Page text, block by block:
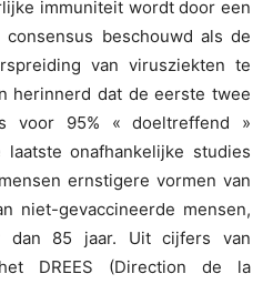
immuniteit wordt door een
beschouwd als de
van virusziekten te
herinnerd dat de eerste twee
voor 95% « doeltreffend »
onafhankelijke studies
ernstigere vormen van
niet-gevaccineerde mensen,
dan 85 jaar. Uit cijfers van
DREES (Direction de la